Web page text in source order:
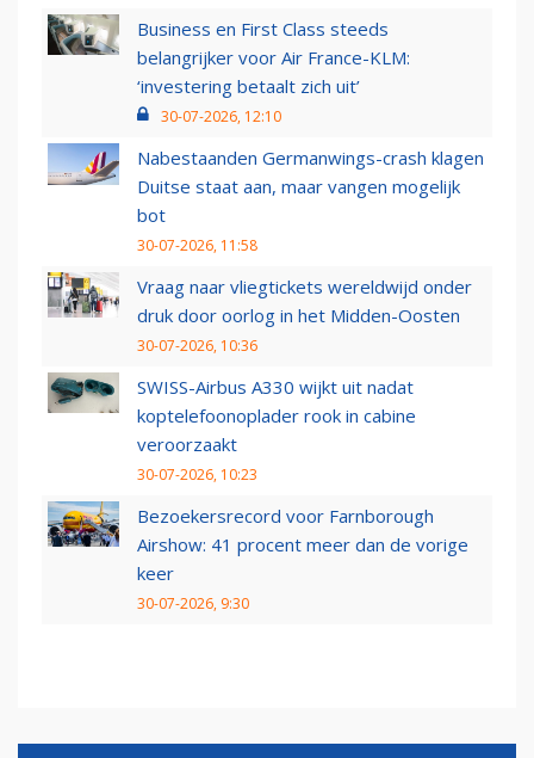
Business en First Class steeds
belangrijker voor Air France-KLM:
‘investering betaalt zich uit’
30-07-2026, 12:10
Nabestaanden Germanwings-crash klagen
Duitse staat aan, maar vangen mogelijk
bot
30-07-2026, 11:58
Vraag naar vliegtickets wereldwijd onder
druk door oorlog in het Midden-Oosten
30-07-2026, 10:36
SWISS-Airbus A330 wijkt uit nadat
koptelefoonoplader rook in cabine
veroorzaakt
30-07-2026, 10:23
Bezoekersrecord voor Farnborough
Airshow: 41 procent meer dan de vorige
keer
30-07-2026, 9:30